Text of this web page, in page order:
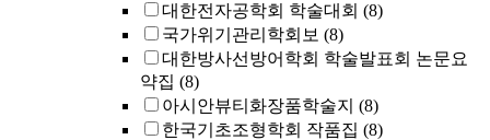
대한전자공학회 학술대회 (8)
국가위기관리학회보 (8)
대한방사선방어학회 학술발표회 논문요
약집 (8)
아시안뷰티화장품학술지 (8)
한국기초조형학회 작품집 (8)